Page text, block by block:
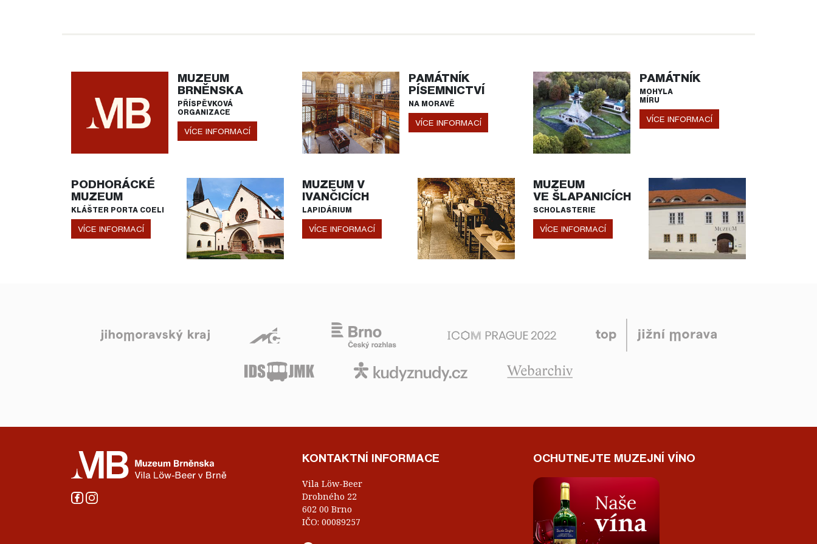
MUZEUM
BRNĚNSKA
PŘÍSPĚVKOVÁ
ORGANIZACE
VÍCE INFORMACÍ
PAMÁTNÍK
PÍSEMNICTVÍ
NA MORAVĚ
VÍCE INFORMACÍ
PAMÁTNÍK
MOHYLA
MÍRU
VÍCE INFORMACÍ
PODHORÁCKÉ
MUZEUM
KLÁŠTER PORTA COELI
VÍCE INFORMACÍ
MUZEUM V
IVANČICÍCH
LAPIDÁRIUM
VÍCE INFORMACÍ
MUZEUM
VE ŠLAPANICÍCH
SCHOLASTERIE
VÍCE INFORMACÍ
KONTAKTNÍ INFORMACE
Vila Löw-Beer
Drobného 22
602 00 Brno
IČO: 00089257
OCHUTNEJTE MUZEJNÍ VÍNO